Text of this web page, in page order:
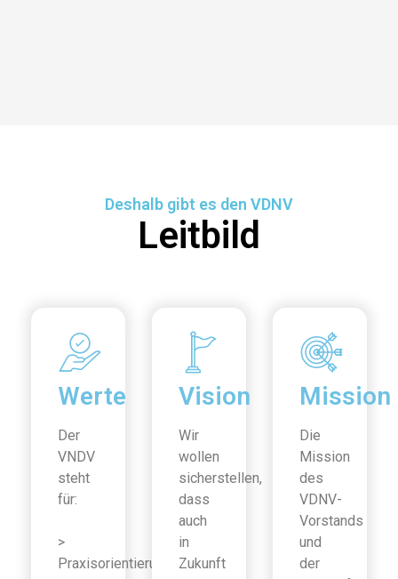
Deshalb gibt es den VDNV
Leitbild
Werte
Der
VNDV
steht
für:
>
Praxisorientierung
Vision
Wir
wollen
sicherstellen,
dass
auch
in
Zukunft
Mission
Die
Mission
des
VDNV-
Vorstands
und
der